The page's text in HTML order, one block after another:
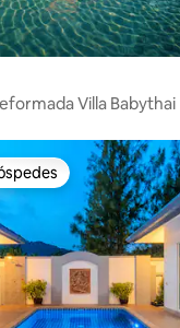
Villa Babythai
preferidos dos hóspedes